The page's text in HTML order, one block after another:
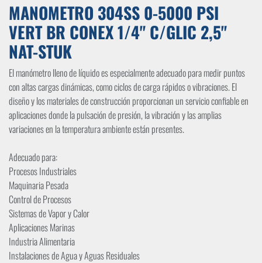
MANOMETRO 304SS 0-5000 PSI
VERT BR CONEX 1/4" C/GLIC 2,5"
NAT-STUK
El manómetro lleno de líquido es especialmente adecuado para medir puntos
con altas cargas dinámicas, como ciclos de carga rápidos o vibraciones. El
diseño y los materiales de construcción proporcionan un servicio confiable en
aplicaciones donde la pulsación de presión, la vibración y las amplias
variaciones en la temperatura ambiente están presentes.
Adecuado para:
Procesos Industriales
Maquinaria Pesada
Control de Procesos
Sistemas de Vapor y Calor
Aplicaciones Marinas
Industria Alimentaria
Instalaciones de Agua y Aguas Residuales